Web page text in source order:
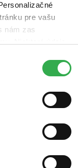
pre vašu
nám zas
Ďakujeme!